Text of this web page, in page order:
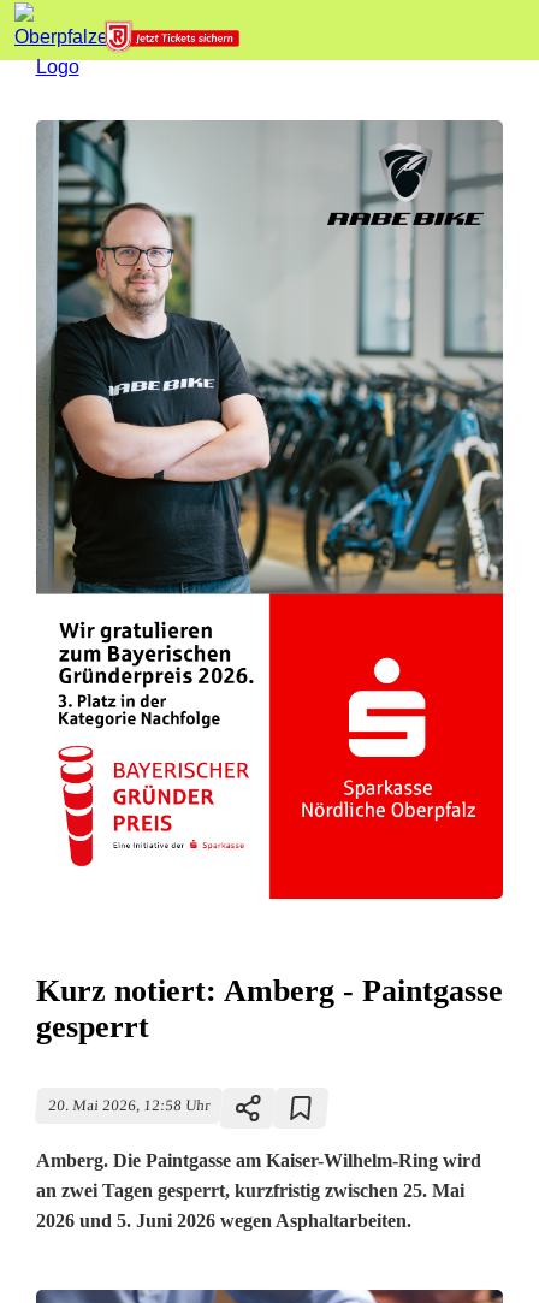
Kurz notiert: Amberg - Paintgasse
gesperrt
20. Mai 2026, 12:58 Uhr
Amberg. Die Paintgasse am Kaiser-Wilhelm-Ring wird
an zwei Tagen gesperrt, kurzfristig zwischen 25. Mai
2026 und 5. Juni 2026 wegen Asphaltarbeiten.